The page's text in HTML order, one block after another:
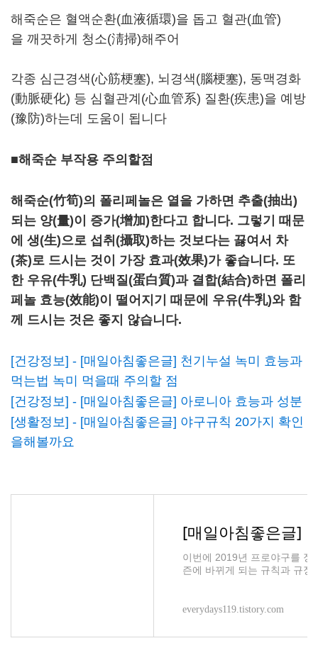
해죽순은 혈액순환(血液循環)을 돕고 혈관(血管)
을 깨끗하게 청소(淸掃)해주어
각종 심근경색(心筋梗塞), 뇌경색(腦梗塞), 동맥경화
(動脈硬化) 등 심혈관계(心血管系) 질환(疾患)을 예방
(豫防)하는데 도움이 됩니다
■해죽순 부작용 주의할점
해죽순(竹筍)의 폴리페놀은 열을 가하면 추출(抽出)
되는 양(量)이 증가(增加)한다고 합니다. 그렇기 때문
에 생(生)으로 섭취(攝取)하는 것보다는 끓여서 차
(茶)로 드시는 것이 가장 효과(效果)가 좋습니다. 또
한 우유(牛乳) 단백질(蛋白質)과 결합(結合)하면 폴리
페놀 효능(效能)이 떨어지기 때문에 우유(牛乳)와 함
께 드시는 것은 좋지 않습니다.
[건강정보] - [매일아침좋은글] 천기누설 녹미 효능과
먹는법 녹미 먹을때 주의할 점
[건강정보] - [매일아침좋은글] 아로니아 효능과 성분
[생활정보] - [매일아침좋은글] 야구규칙 20가지 확인
을해볼까요
이번에 2019년 프로야구를 정
즌에 바뀌게 되는 규칙과 규
everydays119.tistory.com